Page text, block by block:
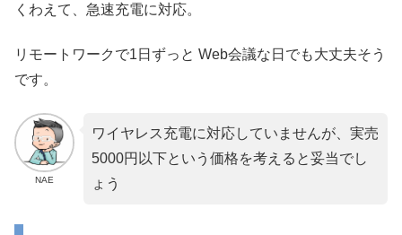
くわえて、急速充電に対応。
リモートワークで1日ずっと Web会議な日でも大丈夫そう
です。
NAE
ワイヤレス充電に対応していませんが、実売
5000円以下という価格を考えると妥当でし
ょう